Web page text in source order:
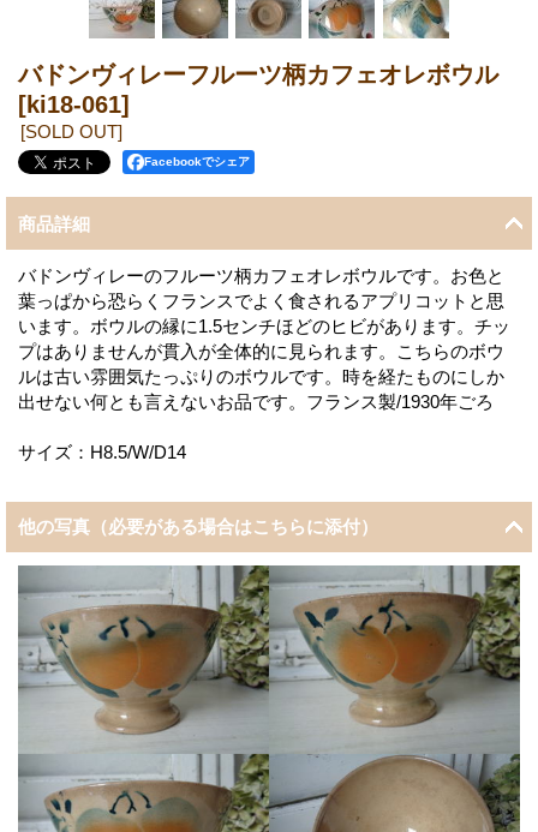
バドンヴィレーフルーツ柄カフェオレボウル
[ki18-061]
[SOLD OUT]
Facebookでシェア
商品詳細
バドンヴィレーのフルーツ柄カフェオレボウルです。お色と
葉っぱから恐らくフランスでよく食されるアプリコットと思
います。ボウルの縁に1.5センチほどのヒビがあります。チッ
プはありませんが貫入が全体的に見られます。こちらのボウ
ルは古い雰囲気たっぷりのボウルです。時を経たものにしか
出せない何とも言えないお品です。フランス製/1930年ごろ
サイズ：H8.5/W/D14
他の写真（必要がある場合はこちらに添付）